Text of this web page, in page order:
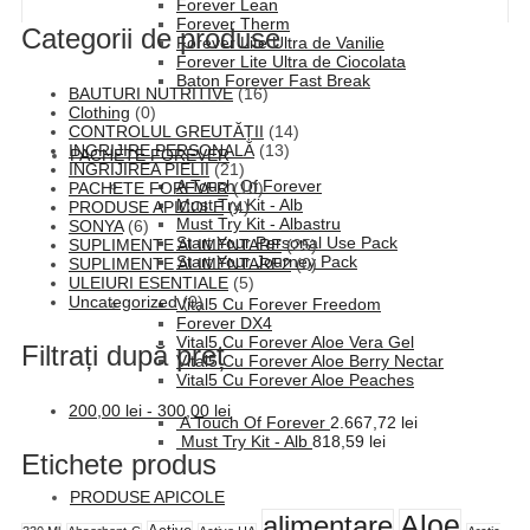
Forever Lean
Forever Therm
Forever Lite Ultra de Vanilie
Forever Lite Ultra de Ciocolata
Baton Forever Fast Break
PACHETE FOREVER
A Touch Of Forever
Must Try Kit - Alb
Must Try Kit - Albastru
Start Your Personal Use Pack
Start Your Journey Pack
Vital5 Cu Forever Freedom
Forever DX4
Vital5 Cu Forever Aloe Vera Gel
Vital5 Cu Forever Aloe Berry Nectar
Vital5 Cu Forever Aloe Peaches
A Touch Of Forever 2.667,72 lei
Must Try Kit - Alb 818,59 lei
PRODUSE APICOLE
Categorii de produse
BAUTURI NUTRITIVE (16)
Clothing (0)
CONTROLUL GREUTĂȚII (14)
INGRIJIRE PERSONALĂ (13)
INGRIJIREA PIELII (21)
PACHETE FOREVER (10)
PRODUSE APICOLE (4)
SONYA (6)
SUPLIMENTE ALIMENTARE (25)
SUPLIMENTE ALIMENTARE2 (0)
ULEIURI ESENTIALE (5)
Uncategorized (0)
Filtrați după preț
200,00 lei - 300,00 lei
Etichete produs